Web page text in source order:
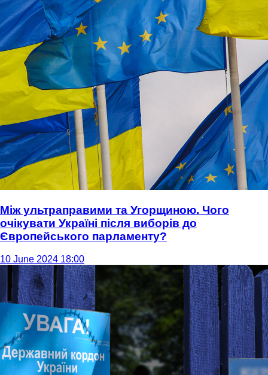
Між ультраправими та Угорщиною. Чого
очікувати Україні після виборів до
Європейського парламенту?
10 June 2024 18:00